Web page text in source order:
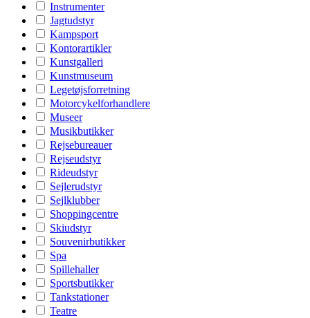
Instrumenter
Jagtudstyr
Kampsport
Kontorartikler
Kunstgalleri
Kunstmuseum
Legetøjsforretning
Motorcykelforhandlere
Museer
Musikbutikker
Rejsebureauer
Rejseudstyr
Rideudstyr
Sejlerudstyr
Sejlklubber
Shoppingcentre
Skiudstyr
Souvenirbutikker
Spa
Spillehaller
Sportsbutikker
Tankstationer
Teatre